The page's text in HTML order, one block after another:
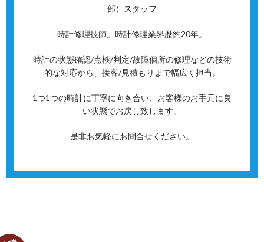
部）スタッフ
時計修理技師。時計修理業界歴約20年。
時計の状態確認/点検/判定/故障個所の修理などの技術
的な対応から、接客/見積もりまで幅広く担当。
1つ1つの時計に丁寧に向き合い、お客様のお手元に良
い状態でお戻し致します。
是非お気軽にお問合せください。